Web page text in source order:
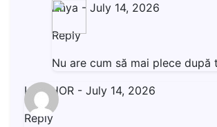
Anya - July 14, 2026
Reply
Nu are cum să mai plece
LIVISHOR - July 14, 2026
Reply